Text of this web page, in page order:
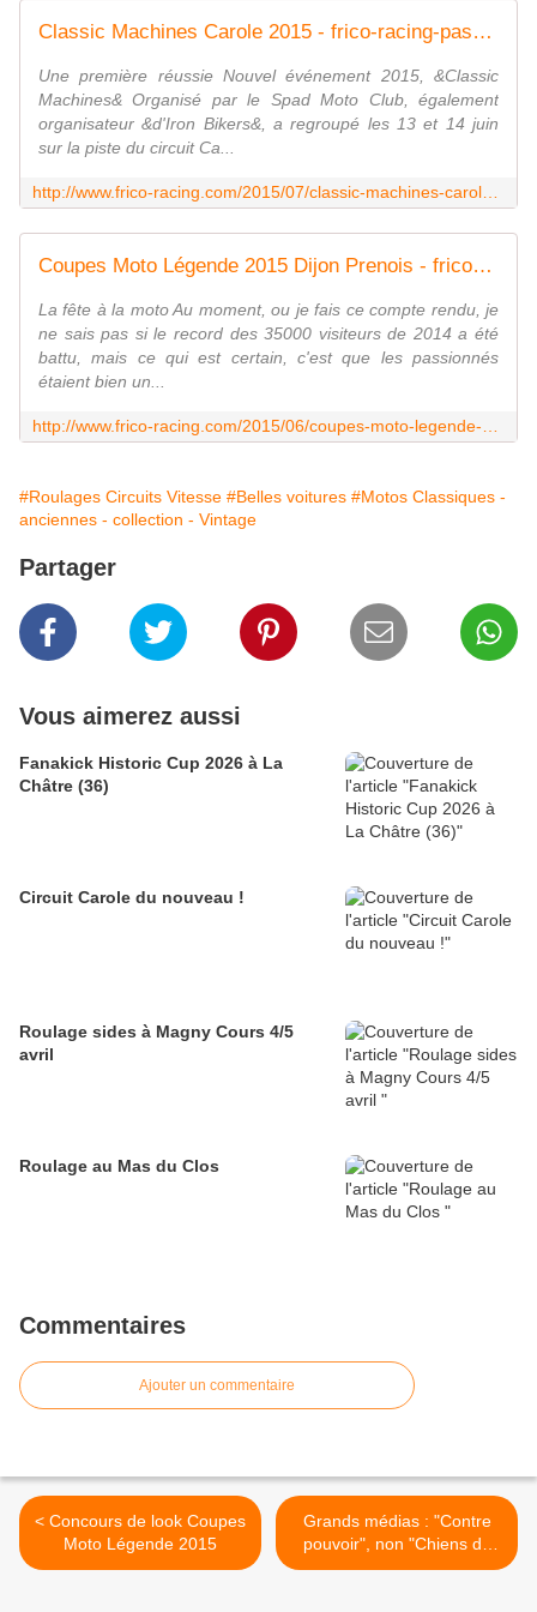
Classic Machines Carole 2015 - frico-racing-passion moto
Une première réussie Nouvel événement 2015, &Classic
Machines& Organisé par le Spad Moto Club, également
organisateur &d'Iron Bikers&, a regroupé les 13 et 14 juin
sur la piste du circuit Ca...
Coupes Moto Légende 2015 Dijon Prenois - frico-racing-passion moto
La fête à la moto Au moment, ou je fais ce compte rendu, je
ne sais pas si le record des 35000 visiteurs de 2014 a été
battu, mais ce qui est certain, c'est que les passionnés
étaient bien un...
#Roulages Circuits Vitesse #Belles voitures #Motos Classiques -
anciennes - collection - Vintage
Partager
Vous aimerez aussi
Fanakick Historic Cup 2026 à La
Châtre (36)
Circuit Carole du nouveau !
Roulage sides à Magny Cours 4/5
avril
Roulage au Mas du Clos
Commentaires
Ajouter un commentaire
< Concours de look Coupes
Moto Légende 2015
Grands médias : "Contre
pouvoir", non "Chiens de
garde" ! >